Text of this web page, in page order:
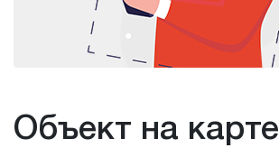
Объект на карте